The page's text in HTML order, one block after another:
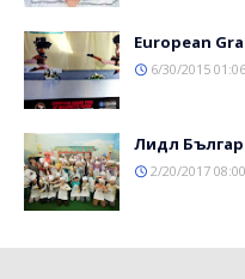
Еuropean
6/30/2015
Лидл
2/20/2017